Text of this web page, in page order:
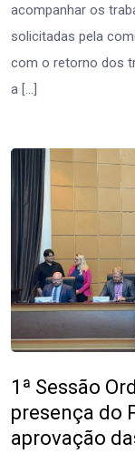
acompanhar os
solicitadas pela
com o retorno dos
a […]
1ª Sessão
presença do
aprovação